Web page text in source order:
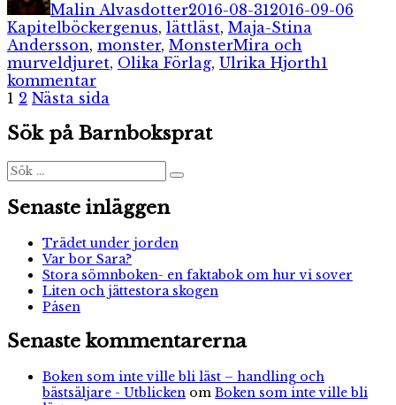
Malin Alvasdotter2016-08-312016-09-06
KapitelböckerEtiketter
genus, lättläst, Maja-Stina
Andersson, monster, MonsterMira och
murveldjuret, Olika Förlag, Ulrika Hjorth1
kommentartill
MonsterMira
murveldjuret
Sidnumrering
för
inlägg
Sida
1 Sida
2 Nästa sida
Sök på Barnboksprat
Sök
efter:
Sök
Senaste inläggen
Trädet under jorden
Var bor Sara?
Stora sömnboken- en faktabok om hur vi sover
Liten och jättestora skogen
Påsen
Senaste kommentarerna
Boken som inte ville bli läst – handling och
bästsäljare - Utblicken om Boken som inte ville bli